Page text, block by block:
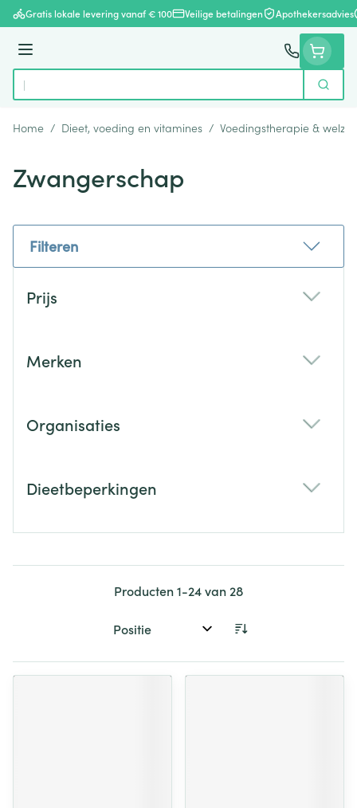
Ga naar de inhoud
Gratis lokale levering vanaf € 100 Veilige betalingen Apothekersadvies
Menu
Product, merk, categorie...
Zoek
Home / Dieet, voeding en vitamines / Voedingstherapie & welzijn
Zwangerschap
Filteren
Prijs
Merken
Organisaties
Dieetbeperkingen
Producten1-24van 28
Sorteer op: